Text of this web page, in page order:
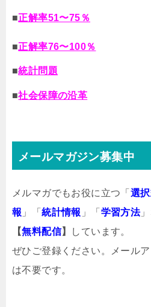
■正解率51〜75％
■正解率76〜100％
■統計問題
■社会保障の沿革
メールマガジン募集中
メルマガでもお役に立つ「 選
報 」「統計情報 」「 学習方法
【無料配信】
しています。
ぜひご登録ください。メール
は不要です。